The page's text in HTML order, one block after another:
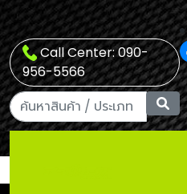
Call Center: 090-
956-5566